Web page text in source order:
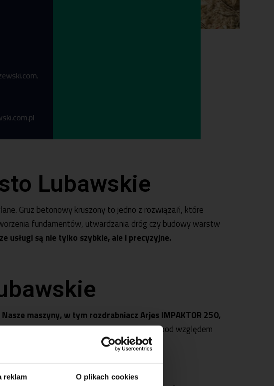
reklam O plikach cookies
Lubawskie
Gruz betonowy kruszony to jedno z rozwiązań, które
fundamentów, utwardzania dróg czy budowy warstw
usługi są nie tylko szybkie, ale i precyzyjne.
Nasze maszyny, w tym rozdrabniaczArjesIMPAKTOR 250,
dostosowujemy do potrzeb klienta, zarówno pod względem
proces.